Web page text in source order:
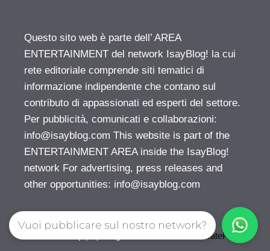
Questo sito web è parte dell’ AREA
ENTERTAINMENT del network IsayBlog! la cui
rete editoriale comprende siti tematici di
informazione indipendente che contano sul
contributo di appassionati ed esperti del settore.
Per pubblicità, comunicati e collaborazioni:
info@isayblog.com This website is part of the
ENTERTAINMENT AREA inside the IsayBlog!
network For advertising, press releases and
other opportunities: info@isayblog.com
GeneratePress
Vuoi pubblicare sul nostro network?